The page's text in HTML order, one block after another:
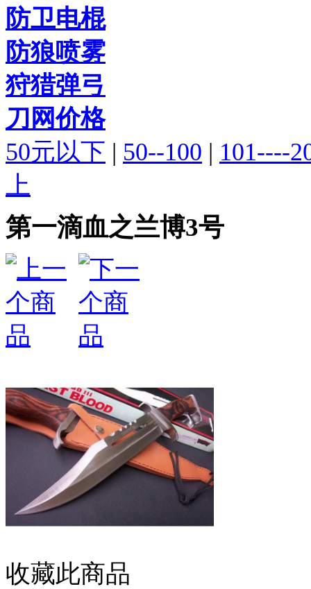
防卫电棍
防狼喷雾
狩猎弹弓
刀网价格
50元以下 | 50--100 | 101----
上
第一滴血之兰博3号
收藏此商品